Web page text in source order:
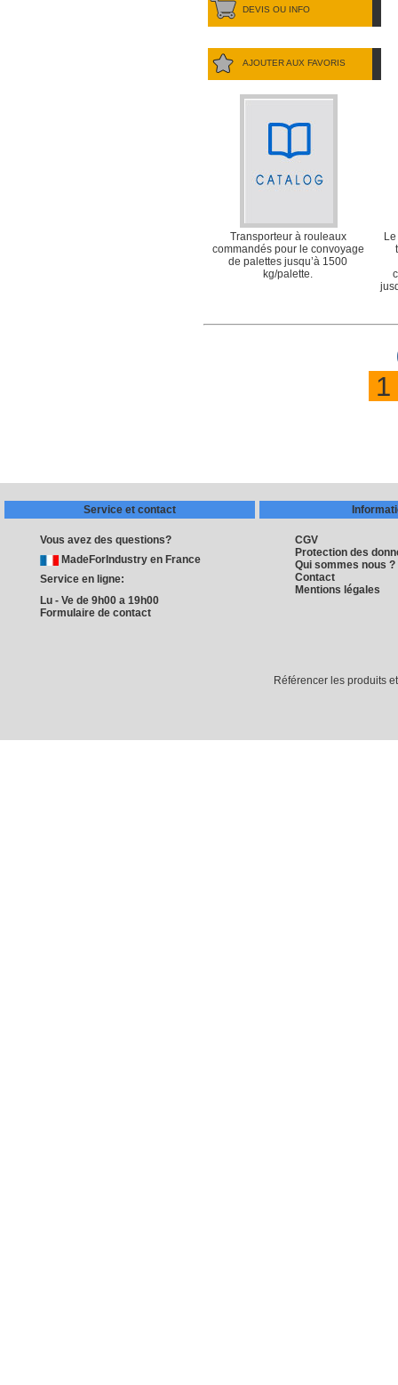
DEVIS OU INFO
AJOUTER AUX FAVORIS
Transporteur à rouleaux
commandés pour le convoyage
de palettes jusqu’à 1500
kg/palette.
Service et contact
Vous avez des questions?
MadeForIndustry en France
Service en ligne:
Lu - Ve de 9h00 a 19h00
Formulaire de contact
CGV
Protection des
Qui sommes nous ?
Contact
Mentions légales
Référencer les produits